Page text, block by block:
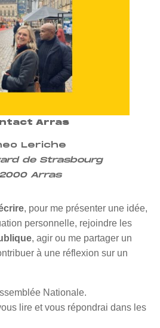
Arras
Leriche
de Strasbourg
Arras
, pour me présenter une idée,
personnelle, rejoindre les
, agir ou me partager un
à une réflexion sur un
Nationale.
lire et vous répondrai dans les